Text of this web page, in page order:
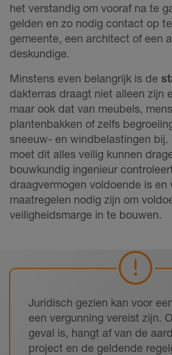
het verstandig om vooraf na te
gelden en zo nodig contact op
gemeente, een architect of een
deskundige.
Minstens even belangrijk is de
dakterras draagt niet alleen zijn
maar ook dat van meubels,
plantenbakken of zelfs
sneeuw- en windbelastingen
moet dit alles veilig kunnen
bouwkundig ingenieur
draagvermogen voldoende is en
maatregelen nodig zijn om
veiligheidsmarge in te bouwen.
Juridisch gezien kan voor
een vergunning vereist zijn.
geval is, hangt af van de
project en de geldende